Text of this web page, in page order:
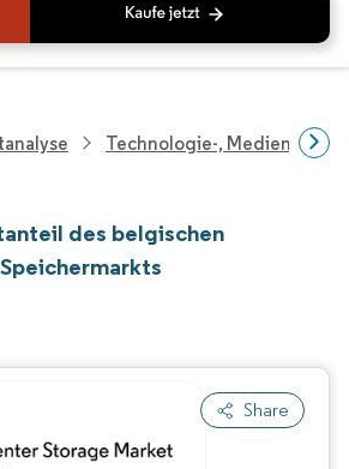
Technologie-, Medien- Und
des belgischen
Share